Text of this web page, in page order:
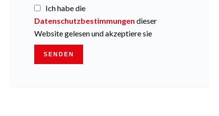
Ich habe die
Datenschutzbestimmungen dieser
Website gelesen und akzeptiere sie
SENDEN